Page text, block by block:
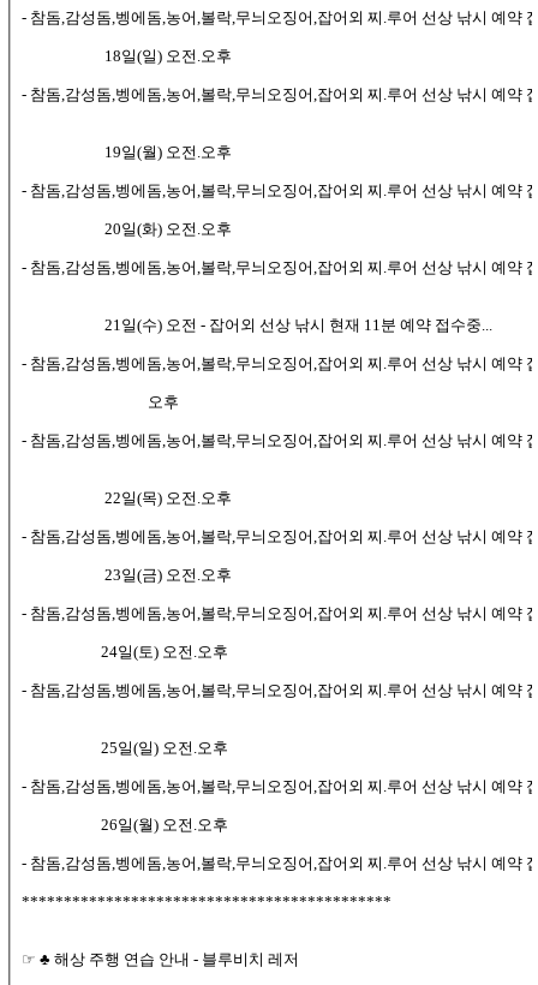
- 참돔,감성돔,벵에돔,농어,볼락,무늬오징어,잡어외 찌.루어 선상 낚시 예약
18일(일) 오전.오후
- 참돔,감성돔,벵에돔,농어,볼락,무늬오징어,잡어외 찌.루어 선상 낚시 예약
19일(월) 오전.오후
- 참돔,감성돔,벵에돔,농어,볼락,무늬오징어,잡어외 찌.루어 선상 낚시 예약
20일(화) 오전.오후
- 참돔,감성돔,벵에돔,농어,볼락,무늬오징어,잡어외 찌.루어 선상 낚시 예약
21일(수) 오전 - 잡어외 선상 낚시 현재 11분 예약 접수중...
- 참돔,감성돔,벵에돔,농어,볼락,무늬오징어,잡어외 찌.루어 선상 낚시 예약
오후
- 참돔,감성돔,벵에돔,농어,볼락,무늬오징어,잡어외 찌.루어 선상 낚시 예약
22일(목) 오전.오후
- 참돔,감성돔,벵에돔,농어,볼락,무늬오징어,잡어외 찌.루어 선상 낚시 예약
23일(금) 오전.오후
- 참돔,감성돔,벵에돔,농어,볼락,무늬오징어,잡어외 찌.루어 선상 낚시 예약
24일(토) 오전.오후
- 참돔,감성돔,벵에돔,농어,볼락,무늬오징어,잡어외 찌.루어 선상 낚시 예약
25일(일) 오전.오후
- 참돔,감성돔,벵에돔,농어,볼락,무늬오징어,잡어외 찌.루어 선상 낚시 예약
26일(월) 오전.오후
- 참돔,감성돔,벵에돔,농어,볼락,무늬오징어,잡어외 찌.루어 선상 낚시 예약
********************************************
☞ ♣ 해상 주행 연습 안내 - 블루비치 레저